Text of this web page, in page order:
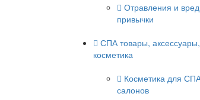
Отравления и
привычки
СПА товары, аксессуары,
косметика
Косметика для
салонов